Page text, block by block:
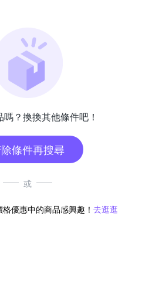
？換換其他條件吧！
條件再搜尋
或
優惠中的商品感興趣！ 去逛逛